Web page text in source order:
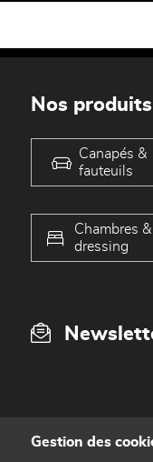
Nos produits
Canapés &
fauteuils
Chambres &
dressing
Gestion des